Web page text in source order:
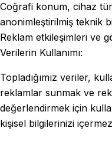
Coğrafi konum, cihaz
anonimleştirilmiş teknik
Reklam etkileşimleri ve
Verilerin Kullanımı:
Topladığımız veriler,
reklamlar sunmak ve
değerlendirmek için
kişisel bilgilerinizi